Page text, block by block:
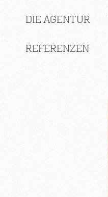
DIE AGENTUR
REFERENZEN